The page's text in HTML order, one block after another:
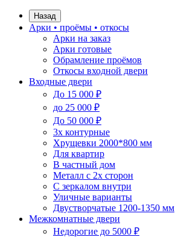
Назад
Арки • проёмы • откосы
Арки на заказ
Арки готовые
Обрамление проёмов
Откосы входной двери
Входные двери
До 15 000 ₽
до 25 000 ₽
До 50 000 ₽
3х контурные
Хрущевки 2000*800 мм
Для квартир
В частный дом
Металл с 2х сторон
С зеркалом внутри
Уличные варианты
Двустворчатые 1200-1350 мм
Межкомнатные двери
Недорогие до 5000 ₽